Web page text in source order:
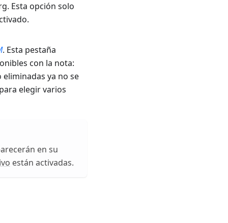
Esta opción solo
. Esta pestaña
con la nota:
eliminadas ya no se
elegir varios
en su
están activadas.